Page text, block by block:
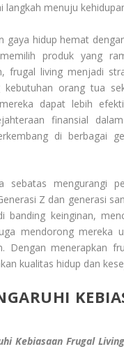
menuju
gaya hidup hemat
produk yang
frugal living menjadi
orang tua
dapat lebih
finansial
di berbagai
sebatas mengurangi
Z dan generasi
banding keinginan,
mendorong mereka
Dengan menerapkan
kualitas hidup dan
Kebiasaan Frugal